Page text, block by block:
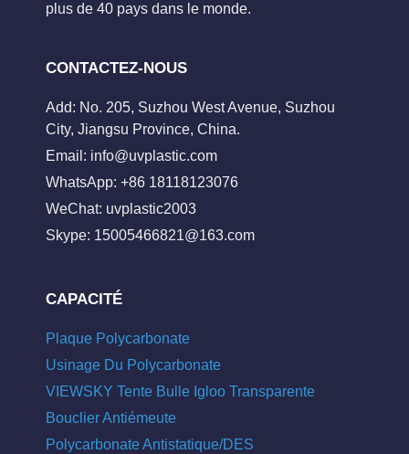
plus de 40 pays dans le monde.
CONTACTEZ-NOUS
Add: No. 205, Suzhou West Avenue, Suzhou
City, Jiangsu Province, China.
Email: info@uvplastic.com
WhatsApp: +86 18118123076
WeChat: uvplastic2003
Skype: 15005466821@163.com
CAPACITÉ
Plaque Polycarbonate
Usinage Du Polycarbonate
VIEWSKY Tente Bulle Igloo Transparente
Bouclier Antiémeute
Polycarbonate Antistatique/DES